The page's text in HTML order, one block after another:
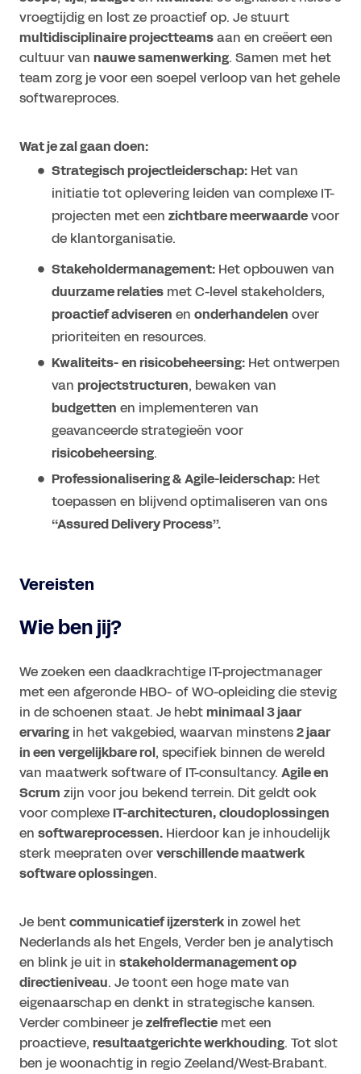
vroegtijdig en lost ze proactief op. Je stuurt
multidisciplinaire projectteamsaan en creëert een
cultuur van nauwe samenwerking. Samen met het
team zorg je voor een soepel verloop van het gehele
softwareproces.
Wat je zal gaan doen:
Strategisch projectleiderschap: Het van
initiatie tot oplevering leiden van complexe IT-
projecten met een zichtbare meerwaardevoor
de klantorganisatie.
Stakeholdermanagement: Het opbouwen van
duurzame relaties met C-level stakeholders,
proactief adviseren en onderhandelen over
prioriteiten en resources.
Kwaliteits- en risicobeheersing: Het ontwerpen
van projectstructuren, bewaken van
budgetten en implementeren van
geavanceerde strategieën voor
risicobeheersing.
Professionalisering & Agile-leiderschap: Het
toepassen en blijvend optimaliseren van ons
‘‘Assured Delivery Process’’.
Vereisten
Wie ben jij?
We zoeken een daadkrachtige IT-projectmanager
met een afgeronde HBO- of WO-opleiding die stevig
in de schoenen staat. Je hebtminimaal 3 jaar
ervaring in het vakgebied, waarvan minstens2 jaar
in een vergelijkbare rol, specifiek binnen de wereld
van maatwerk software of IT-consultancy. Agile en
Scrum zijn voor jou bekend terrein. Dit geldt ook
voor complexe IT-architecturen, cloudoplossingen
en softwareprocessen. Hierdoor kan je inhoudelijk
sterk meepraten oververschillende maatwerk
software oplossingen.
Je bentcommunicatief ijzersterkin zowel het
Nederlands als het Engels, Verder ben je analytisch
en blink je uit in stakeholdermanagement op
directieniveau. Je toont een hoge mate van
eigenaarschap en denkt in strategische kansen.
Verder combineer jezelfreflectie met een
proactieve, resultaatgerichte werkhouding. Tot slot
ben je woonachtig in regio Zeeland/West-Brabant.